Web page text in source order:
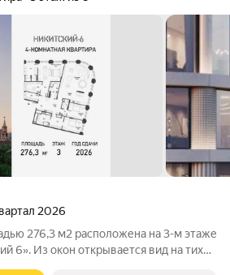
2026
276,3 м2 расположена на 3-м этаже
6». Из окон открывается вид на тихий